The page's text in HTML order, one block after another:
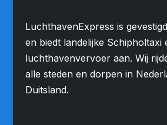
LuchthavenExpress is
en biedt landelijke Schipholtaxi
luchthavenvervoer aan. Wij
alle steden en dorpen in
Duitsland.